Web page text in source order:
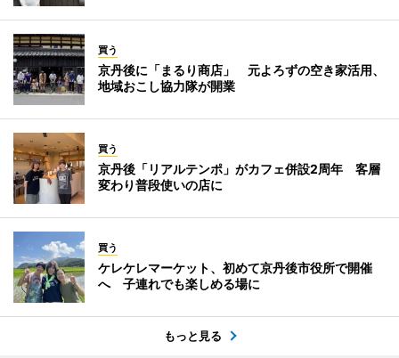
買う
京丹後に「まるり商店」 元よろずの空き家活用、
地域おこし協力隊が開業
買う
京丹後「リアルテンポ」がカフェ併設2周年 客層
変わり普段使いの店に
買う
ケレケレマーケット、初めて京丹後市役所で開催
へ 子連れでも楽しめる場に
もっと見る